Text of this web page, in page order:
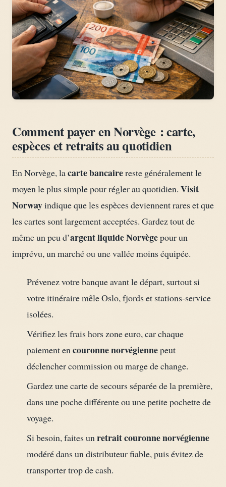
Comment payer en Norvège : carte,
espèces et retraits au quotidien
En Norvège, lacarte bancairereste généralement le
moyen le plus simple pour régler au quotidien. Visit
Norwayindique que les espèces deviennent rares et que
les cartes sont largement acceptées. Gardez tout de
même un peu d’argent liquide Norvègepour un
imprévu, un marché ou une vallée moins équipée.
Prévenez votre banque avant le départ, surtout si
votre itinéraire mêle Oslo, fjords et stations-service
isolées.
Vérifiez les frais hors zone euro, car chaque
paiement encouronne norvégiennepeut
déclencher commission ou marge de change.
Gardez une carte de secours séparée de la première,
dans une poche différente ou une petite pochette de
voyage.
Si besoin, faites unretrait couronne norvégienne
modéré dans un distributeur fiable, puis évitez de
transporter trop de cash.